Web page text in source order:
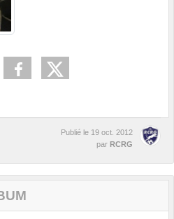
Publié le 19 oct. 2012
par RCRG